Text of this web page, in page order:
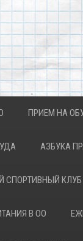
ПРИЕМ НА
АЗБУКА
СПОРТИВНЫЙ КЛУБ
В ОО